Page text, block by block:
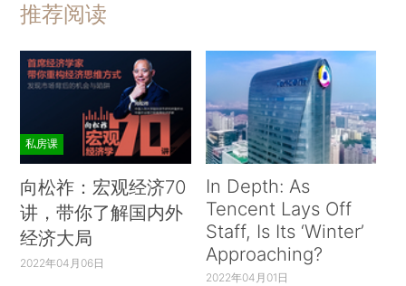
推荐阅读
私房课
向松祚：宏观经济70
讲，带你了解国内外
经济大局
2022年04月06日
In Depth: As
Tencent Lays Off
Staff, Is Its ‘Winter’
Approaching?
2022年04月01日